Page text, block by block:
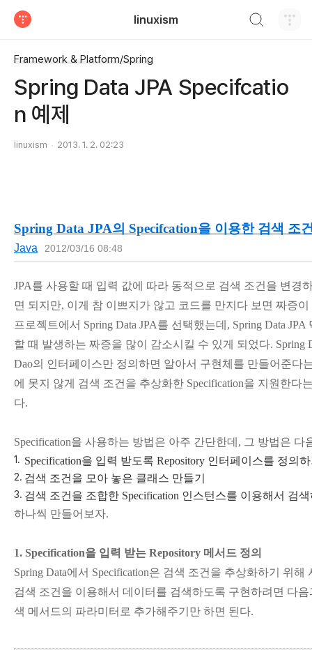
linuxism
Framework & Platform/Spring
Spring Data JPA Specifcatio
n 예제
linuxism 2013. 1. 2. 02:23
Spring Data JPA의 Specifcation을 이용한 검색 조
Java 2012/03/16 08:48
JPA를 사용할 때 입력 값에 따라 동적으로 검색 조건을 변경
면 되지만, 이게 참 이쁘지가 않고 코드를 만지다 보면 짜증
프로젝트에서 Spring Data JPA를 선택했는데, Spring Data
할 때 발생하는 짜증을 많이 감소시킬 수 있게 되었다. Spring
Dao의 인터페이스만 정의하면 알아서 구현체를 만들어준다
에 못지 않게 검색 조건을 추상화한 Specification을 지원한다
다.
Specification을 사용하는 방법은 아주 간단한데, 그 방법은 다
Specification을 입력 받도록 Repository 인터페이스를 정의
검색 조건을 모아 놓은 클래스 만들기
검색 조건을 조합한 Specification 인스턴스를 이용해서 검
하나씩 만들어보자.
1. Specification을 입력 받는 Repository 메서드 정의
Spring Data에서 Specification은 검색 조건을 추상화하기 위
검색 조건을 이용해서 데이터를 검색하도록 구현하려면 다음
색 메서드의 파라미터로 추가해주기만 하면 된다.